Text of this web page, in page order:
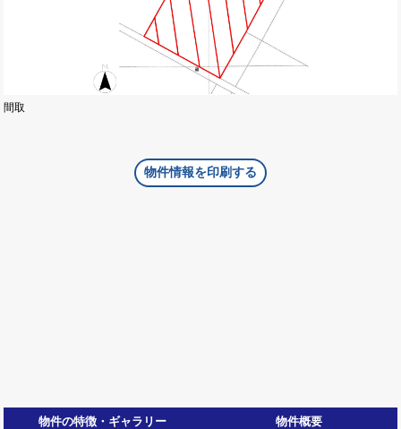
間取
物件情報を印刷する
物件の特徴・ギャラリー
物件概要